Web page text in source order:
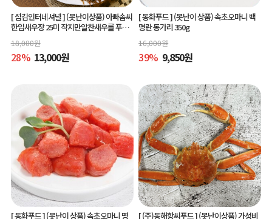
[ 섬김인터네셔널 ](못난이상품) 아빠솜씨
한입새우장 25미 작지만알찬새우를 푸짐
하게 즐길수 있는 한입새우장
18,000원
28% 13,000원
[ 동화푸드 ](못난이 상품) 속초오마니 백
명란 동가리 350g
16,000원
39% 9,850원
[ 동화푸드 ](못난이 상품) 속초오마니 명 [ (주)동해항씨푸드 ](못난이상품) 가성비